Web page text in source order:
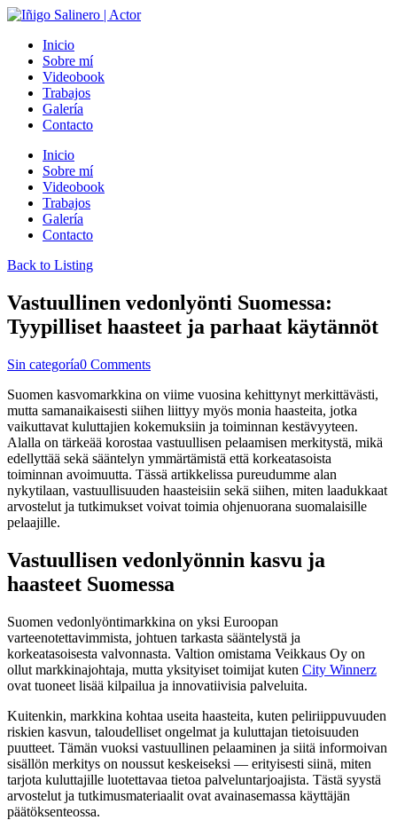
Inicio
Sobre mí
Videobook
Trabajos
Galería
Contacto
Inicio
Sobre mí
Videobook
Trabajos
Galería
Contacto
Back to Listing
Vastuullinen vedonlyönti Suomessa:
Tyypilliset haasteet ja parhaat käytännöt
Sin categoría0 Comments
Suomen kasvomarkkina on viime vuosina kehittynyt merkittävästi,
mutta samanaikaisesti siihen liittyy myös monia haasteita, jotka
vaikuttavat kuluttajien kokemuksiin ja toiminnan kestävyyteen.
Alalla on tärkeää korostaa vastuullisen pelaamisen merkitystä, mikä
edellyttää sekä sääntelyn ymmärtämistä että korkeatasoista
toiminnan avoimuutta. Tässä artikkelissa pureudumme alan
nykytilaan, vastuullisuuden haasteisiin sekä siihen, miten laadukkaat
arvostelut ja tutkimukset voivat toimia ohjenuorana suomalaisille
pelaajille.
Vastuullisen vedonlyönnin kasvu ja
haasteet Suomessa
Suomen vedonlyöntimarkkina on yksi Euroopan
varteenotettavimmista, johtuen tarkasta sääntelystä ja
korkeatasoisesta valvonnasta. Valtion omistama Veikkaus Oy on
ollut markkinajohtaja, mutta yksityiset toimijat kuten City Winnerz
ovat tuoneet lisää kilpailua ja innovatiivisia palveluita.
Kuitenkin, markkina kohtaa useita haasteita, kuten peliriippuvuuden
riskien kasvun, taloudelliset ongelmat ja kuluttajan tietoisuuden
puutteet. Tämän vuoksi vastuullinen pelaaminen ja siitä informoivan
sisällön merkitys on noussut keskeiseksi — erityisesti siinä, miten
tarjota kuluttajille luotettavaa tietoa palveluntarjoajista. Tästä syystä
arvostelut ja tutkimusmateriaalit ovat avainasemassa käyttäjän
päätöksenteossa.